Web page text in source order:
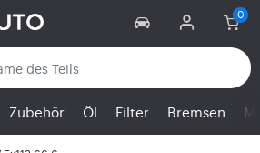
Zubehör Öl Filter Bremsen